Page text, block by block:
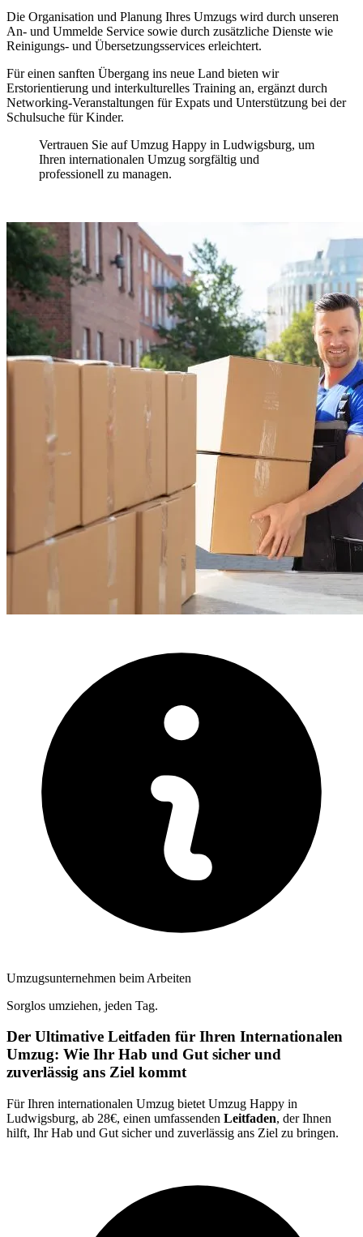
Die Organisation und Planung Ihres Umzugs wird durch unseren
An- und Ummelde Service sowie durch zusätzliche Dienste wie
Reinigungs- und Übersetzungsservices erleichtert.
Für einen sanften Übergang ins neue Land bieten wir
Erstorientierung und interkulturelles Training an, ergänzt durch
Networking-Veranstaltungen für Expats und Unterstützung bei der
Schulsuche für Kinder.
Vertrauen Sie auf Umzug Happy in Ludwigsburg, um
Ihren internationalen Umzug sorgfältig und
professionell zu managen.
Umzugsunternehmen beim Arbeiten
Sorglos umziehen, jeden Tag.
Der Ultimative Leitfaden für Ihren Internationalen
Umzug: Wie Ihr Hab und Gut sicher und
zuverlässig ans Ziel kommt
Für Ihren internationalen Umzug bietet Umzug Happy in
Ludwigsburg, ab 28€, einen umfassenden Leitfaden, der Ihnen
hilft, Ihr Hab und Gut sicher und zuverlässig ans Ziel zu bringen.